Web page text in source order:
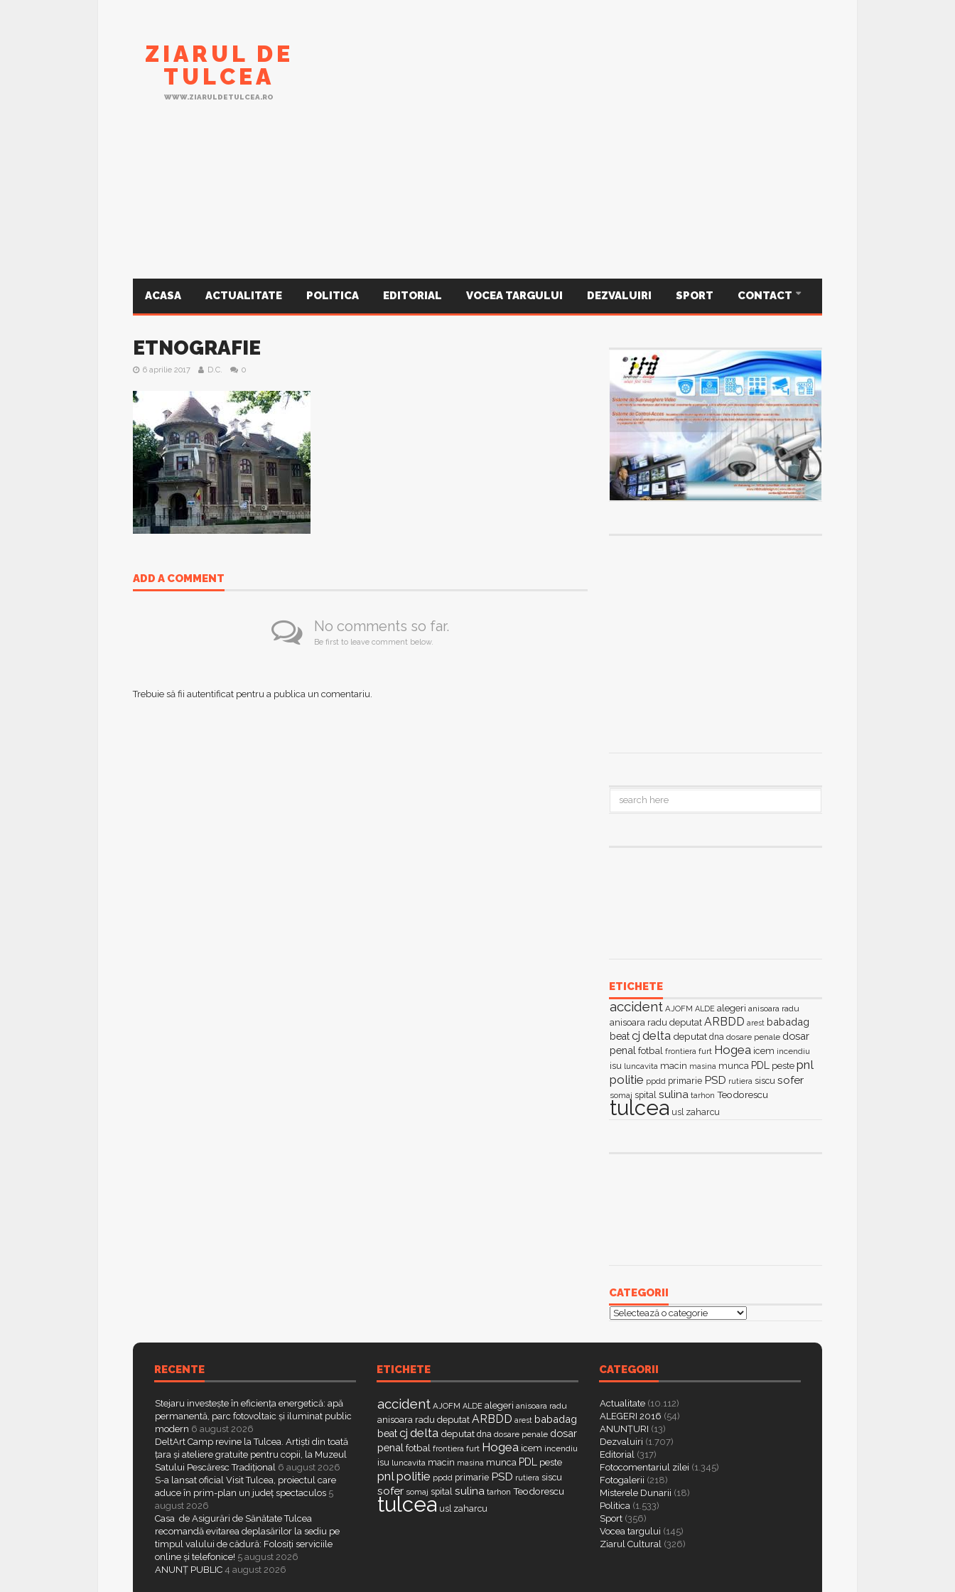
ZIARUL DE
TULCEA
WWW.ZIARULDETULCEA.RO
ACASA ACTUALITATE POLITICA EDITORIAL VOCEA TARGULUI DEZVALUIRI SPORT CONTACT
ETNOGRAFIE
6 aprilie 2017 D.C. 0
ADD A COMMENT
No comments so far.
Be first to leave comment below.
Trebuie să fii autentificat pentru a publica un comentariu.
ETICHETE
accident AJOFM ALDE alegeri anisoara radu
anisoara radu deputat ARBDD arest babadag
beatcj delta deputat dna dosare penale dosar
penal fotbal frontiera furt Hogea icem incendiu
isu luncavita macin masina munca PDL peste pnl
politie ppdd primarie PSD rutiera siscu sofer
somaj spital sulina tarhon Teodorescu
tulcea usl zaharcu
CATEGORII
Categorii
RECENTE
Stejaru investește în eficiența energetică: apă
permanentă, parc fotovoltaic și iluminat public
modern 6 august 2026
DeltArt Camp revine la Tulcea. Artiști din toată
țara și ateliere gratuite pentru copii, la Muzeul
Satului Pescăresc Tradițional 6 august 2026
S-a lansat oficial Visit Tulcea, proiectul care
aduce în prim-plan un județ spectaculos 5
august 2026
Casa de Asigurări de Sănătate Tulcea
recomandă evitarea deplasărilor la sediu pe
timpul valului de cădură: Folosiți serviciile
online și telefonice! 5 august 2026
ANUNȚ PUBLIC 4 august 2026
ETICHETE
accident AJOFM ALDE alegeri anisoara radu
anisoara radu deputat ARBDD arest babadag
beatcj delta deputat dna dosare penale dosar
penal fotbal frontiera furt Hogea icem incendiu
isu luncavita macin masina munca PDL peste
pnl politie ppdd primarie PSD rutiera siscu
sofer somaj spital sulina tarhon Teodorescu
tulcea usl zaharcu
CATEGORII
Actualitate (10.112)
ALEGERI 2016 (54)
ANUNȚURI (13)
Dezvaluiri (1.707)
Editorial (317)
Fotocomentariul zilei (1.345)
Fotogalerii (218)
Misterele Dunarii (18)
Politica (1.533)
Sport (356)
Vocea targului (145)
Ziarul Cultural (326)